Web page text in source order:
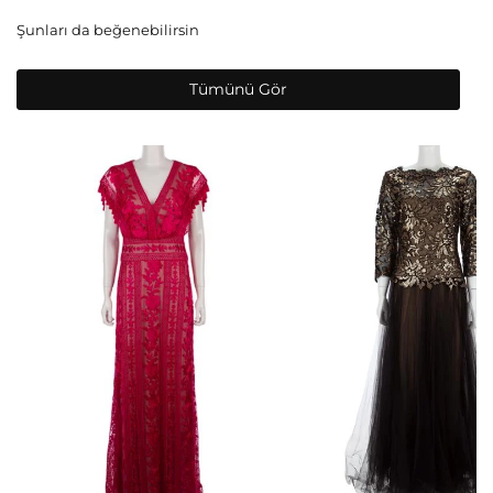
Şunları da beğenebilirsin
Tümünü Gör